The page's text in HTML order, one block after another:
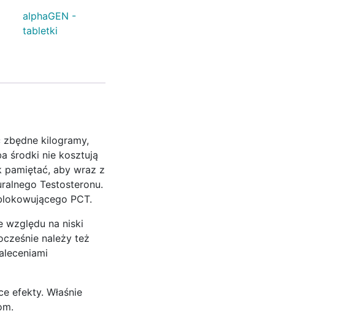
alphaGEN -
tabletki
kilogramy,
środki nie kosztują
pamiętać, aby wraz z
Testosteronu.
PCT.
względu na niski
należy też
efekty. Właśnie